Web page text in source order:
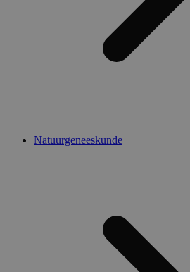
Natuurgeneeskunde